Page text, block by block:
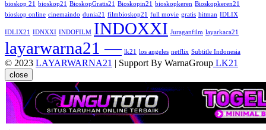
bioskop 21 bioskop21 BioskopGratis21 Bioskopin21 bioskopkeren Bioskopkeren21
bioskop online cinemaindo dunia21 filmbioskop21 full movie gratis hitman IDLIX
IDLIX21 IDNXXI INDOFILM INDOXXI Juraganfilm layarkaca21
layarwarna21 — lk21 los angeles netflix Subtitle Indonesia
© 2023 LAYARWARNA21 | Support By WarnaGroup LK21
close